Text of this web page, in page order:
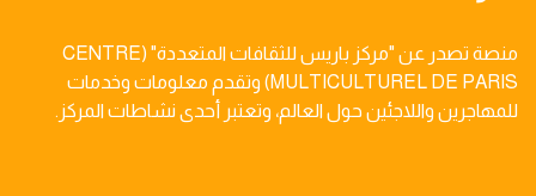
منصة تصدر عن "مركز باريس للثقافات المتعددة" (CENTRE
MULTICULTUREL DE PARIS) وتقدم معلومات وخدمات
للمهاجرين واللاجئين حول العالم، وتعتبر أحدى نشاطات المركز.